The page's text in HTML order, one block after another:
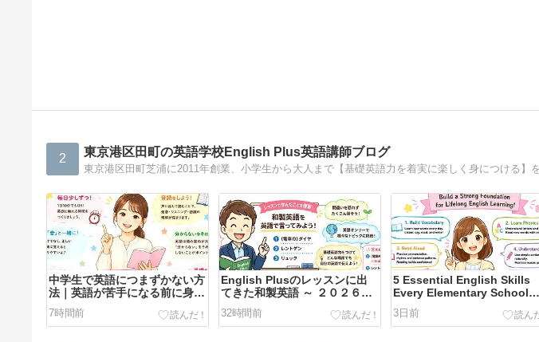
2 東京港区田町の英語学校English Plus英語講師ブログ
中学生で英語につまずかない方
法｜英語が苦手になる前に身に
つけたい5つの習慣
7時間前
English Plusのレッスンに出
てきた和製英語 ～ ２０２６年
７月後半のレッスンの復習
32時間前
5 Essential English Skills
Every Elementary School
Student Should Build
3日前